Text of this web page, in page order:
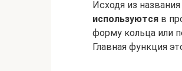
Исходя из
используются в
форму кольца или
Главная функция